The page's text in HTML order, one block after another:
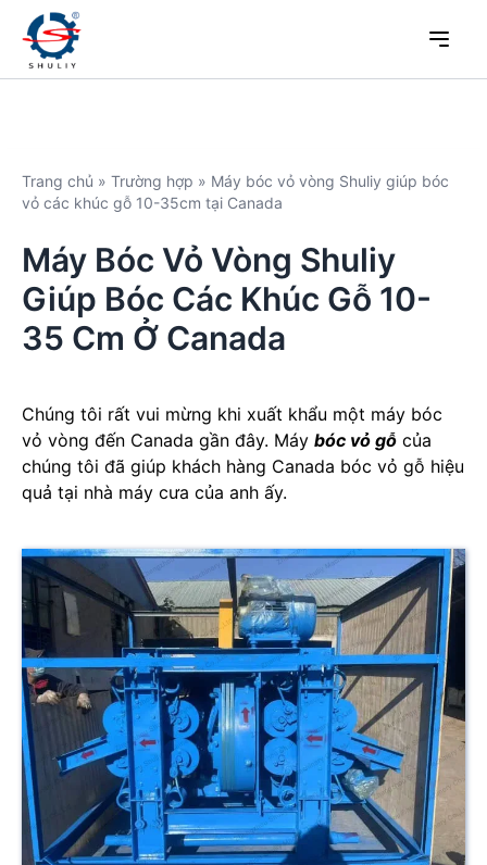
Trang chủ » Trường hợp » Máy bóc vỏ vòng Shuliy giúp bóc
vỏ các khúc gỗ 10-35cm tại Canada
Máy Bóc Vỏ Vòng Shuliy
Giúp Bóc Các Khúc Gỗ 10-
35 Cm Ở Canada
Chúng tôi rất vui mừng khi xuất khẩu một máy bóc
vỏ vòng đến Canada gần đây. Máy bóc vỏ gỗ của
chúng tôi đã giúp khách hàng Canada bóc vỏ gỗ hiệu
quả tại nhà máy cưa của anh ấy.